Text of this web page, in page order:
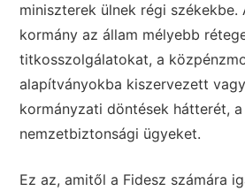
miniszterek ülnek régi székekbe.
kormány az állam mélyebb
titkosszolgálatokat, a
alapítványokba kiszervezett
kormányzati döntések hátterét,
nemzetbiztonsági ügyeket.
Ez az, amitől a Fidesz számára